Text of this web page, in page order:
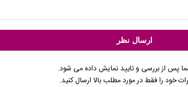
پس از بررسی و تایید نمایش داده می شود.
خود را فقط در مورد مطلب بالا ارسال کنید.